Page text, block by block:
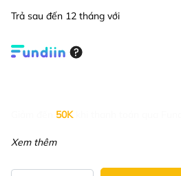
Trả sau đến 12 tháng với
50K
Xem thêm